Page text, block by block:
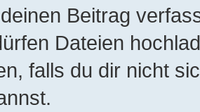
Beitrag
Dateien
falls du dir nicht